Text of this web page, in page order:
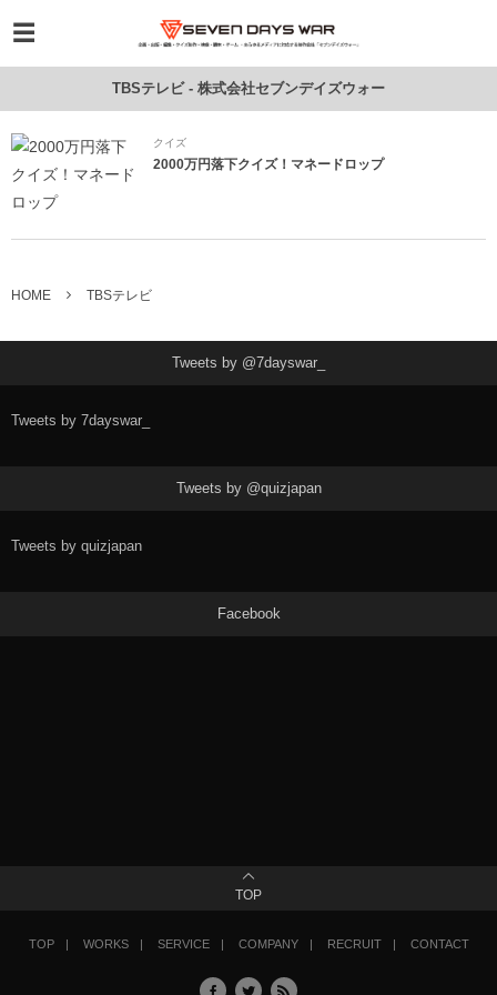
TBSテレビ - 株式会社セブンデイズウォー
クイズ
2000万円落下クイズ！マネードロップ
HOME TBSテレビ
Tweets by @7dayswar_
Tweets by 7dayswar_
Tweets by @quizjapan
Tweets by quizjapan
Facebook
TOP
TOP WORKS SERVICE COMPANY RECRUIT CONTACT